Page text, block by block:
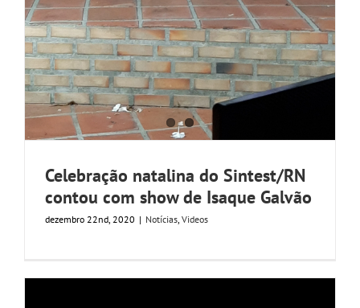
Celebração natalina do Sintest/RN
contou com show de Isaque Galvão
dezembro 22nd, 2020 | Notícias, Videos